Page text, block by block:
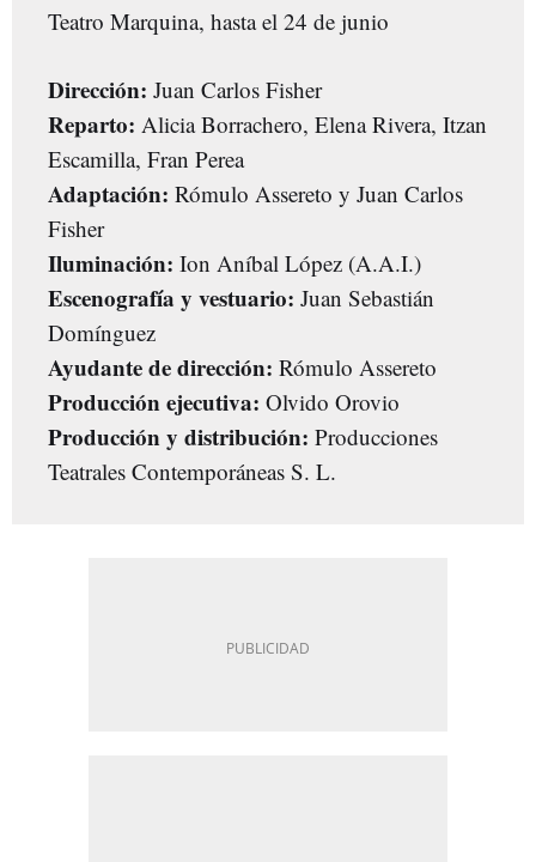
Teatro Marquina, hasta el 24 de junio
Dirección: Juan Carlos Fisher
Reparto: Alicia Borrachero, Elena Rivera, Itzan
Escamilla, Fran Perea
Adaptación: Rómulo Assereto y Juan Carlos
Fisher
Iluminación: Ion Aníbal López (A.A.I.)
Escenografía y vestuario: Juan Sebastián
Domínguez
Ayudante de dirección: Rómulo Assereto
Producción ejecutiva: Olvido Orovio
Producción y distribución: Producciones
Teatrales Contemporáneas S. L.